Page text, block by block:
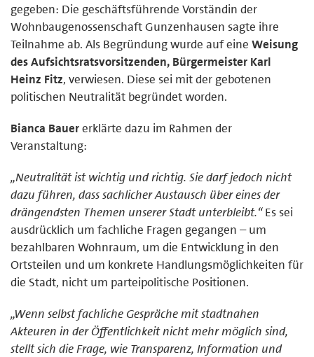
gegeben: Die geschäftsführende Vorständin der
Wohnbaugenossenschaft Gunzenhausen sagte ihre
Teilnahme ab. Als Begründung wurde auf eine Weisung
des Aufsichtsratsvorsitzenden, Bürgermeister Karl
Heinz Fitz, verwiesen. Diese sei mit der gebotenen
politischen Neutralität begründet worden.
Bianca Bauererklärte dazu im Rahmen der
Veranstaltung:
„Neutralität ist wichtig und richtig. Sie darf jedoch nicht
dazu führen, dass sachlicher Austausch über eines der
drängendsten Themen unserer Stadt unterbleibt.“Es sei
ausdrücklich um fachliche Fragen gegangen – um
bezahlbaren Wohnraum, um die Entwicklung in den
Ortsteilen und um konkrete Handlungsmöglichkeiten für
die Stadt, nicht um parteipolitische Positionen.
„Wenn selbst fachliche Gespräche mit stadtnahen
Akteuren in der Öffentlichkeit nicht mehr möglich sind,
stellt sich die Frage, wie Transparenz, Information und